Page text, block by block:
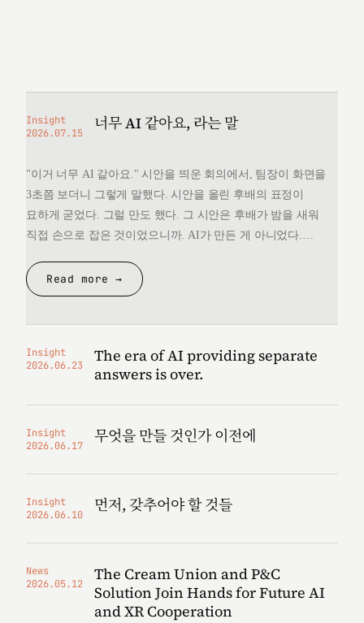
Insight
2026.07.15
너무 AI 같아요, 라는 말
"이거 너무 AI 같아요." 시안을 띄운 회의에서, 팀장이 화면을
3초쯤 보더니 그렇게 말했다. 시안을 올린 후배의 표정이
묘하게 굳었다. 그럴 만도 했다. 그 시안은 후배가 밤을 새워
직접 손으로 잡은 것이었으니까. AI가 만든 게 아니었다.
것을 변호할 언어를 끝내 찾지 못했다. 돌아오는 길에
생각했다. 대체 "AI 같다"는…
Read more →
Insight
2026.06.23
The era of AI providing separate
answers is over.
Insight
2026.06.17
무엇을 만들 것인가 이전에
Insight
2026.06.10
먼저, 갖추어야 할 것들
News
2026.05.12
The Cream Union and P&C
Solution Join Hands for Future AI
and XR Cooperation